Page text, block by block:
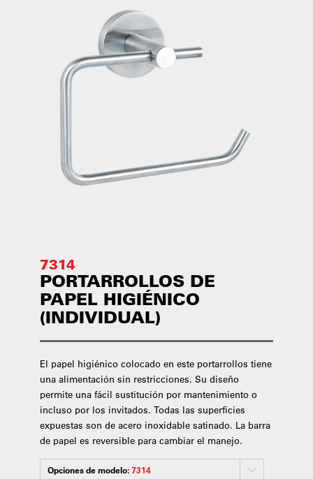
7314
PORTARROLLOS DE
PAPEL HIGIÉNICO
(INDIVIDUAL)
El papel higiénico colocado en este portarrollos tiene
una alimentación sin restricciones. Su diseño
permite una fácil sustitución por mantenimiento o
incluso por los invitados. Todas las superficies
expuestas son de acero inoxidable satinado. La barra
de papel es reversible para cambiar el manejo.
Opciones de modelo:7314